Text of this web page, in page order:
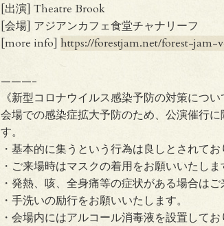
[出演] Theatre Brook
[会場] アジアンカフェ食堂チャナリーフ
[more info] https://forestjam.net/forest-jam-
———-
《新型コロナウイルス感染予防の対策につい
会場での感染症拡大予防のため、公演催行
す。
・基本的に集うという行為は良しとされて
・ご来場時はマスクの着用をお願いいたしま
・発熱、咳、全身痛等の症状がある場合はご
・手洗いの励行をお願いいたします。
・会場内にはアルコール消毒液を設置して